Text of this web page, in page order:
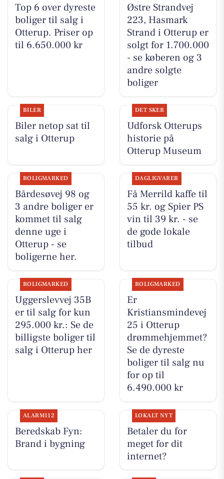
Top 6 over dyreste
boliger til salg i
Otterup. Priser op
til 6.650.000 kr
Østre Strandvej
223, Hasmark
Strand i Otterup er
solgt for 1.700.000
- se køberen og 3
andre solgte
boliger
BILER
Biler netop sat til
salg i Otterup
DET SKER
Udforsk Otterups
historie på
Otterup Museum
BOLIGMARKED
Bårdesøvej 98 og
3 andre boliger er
kommet til salg
denne uge i
Otterup - se
boligerne her.
DAGLIGVARER
Få Merrild kaffe til
55 kr. og Spier PS
vin til 39 kr. - se
de gode lokale
tilbud
BOLIGMARKED
Uggerslevvej 35B
er til salg for kun
295.000 kr.: Se de
billigste boliger til
salg i Otterup her
BOLIGMARKED
Er
Kristiansmindevej
25 i Otterup
drømmehjemmet?
Se de dyreste
boliger til salg nu
for op til
6.490.000 kr
ALARM112
Beredskab Fyn:
Brand i bygning
LOKALT NYT
Betaler du for
meget for dit
internet?